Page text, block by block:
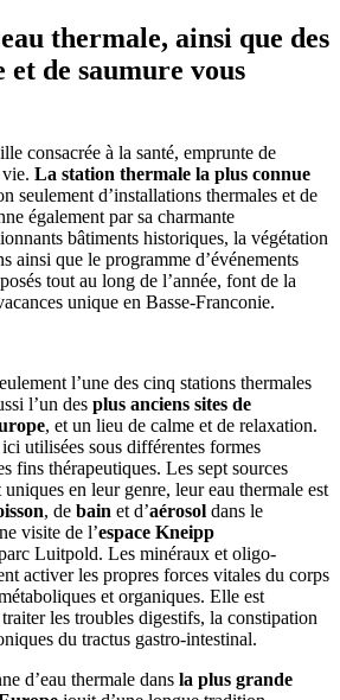
thermale, ainsi que des
et de saumure vous
consacrée à la santé, emprunte de
La station thermale la plus connue
seulement d’installations thermales et de
également par sa charmante
bâtiments historiques, la végétation
ainsi que le programme d’événements
tout au long de l’année, font de la
unique en Basse-Franconie.
l’une des cinq stations thermales
l’un des plus anciens sites de
, et un lieu de calme et de relaxation.
utilisées sous différentes formes
fins thérapeutiques. Les sept sources
en leur genre, leur eau thermale est
, de bain et d’aérosol dans le
visite de l’espace Kneipp
Luitpold. Les minéraux et oligo-
activer les propres forces vitales du corps
et organiques. Elle est
les troubles digestifs, la constipation
du tractus gastro-intestinal.
d’eau thermale dans la plus grande